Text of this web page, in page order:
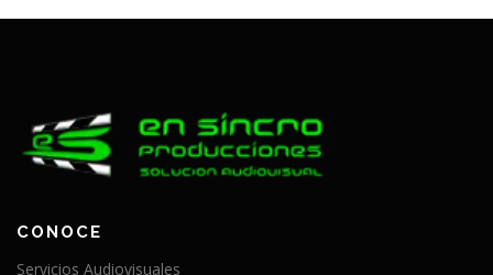
CONOCE
Servicios Audiovisuales